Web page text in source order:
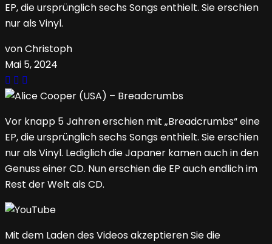
EP, die ursprünglich sechs Songs enthielt. Sie erschien
nur als Vinyl.
von Christoph
Mai 5, 2024
Vor knapp 5 Jahren erschien mit „Breadcrumbs“ eine
EP, die ursprünglich sechs Songs enthielt. Sie erschien
nur als Vinyl. Lediglich die Japaner kamen auch in den
Genuss einer CD. Nun erschien die EP auch endlich im
Rest der Welt als CD.
Mit dem Laden des Videos akzeptieren Sie die